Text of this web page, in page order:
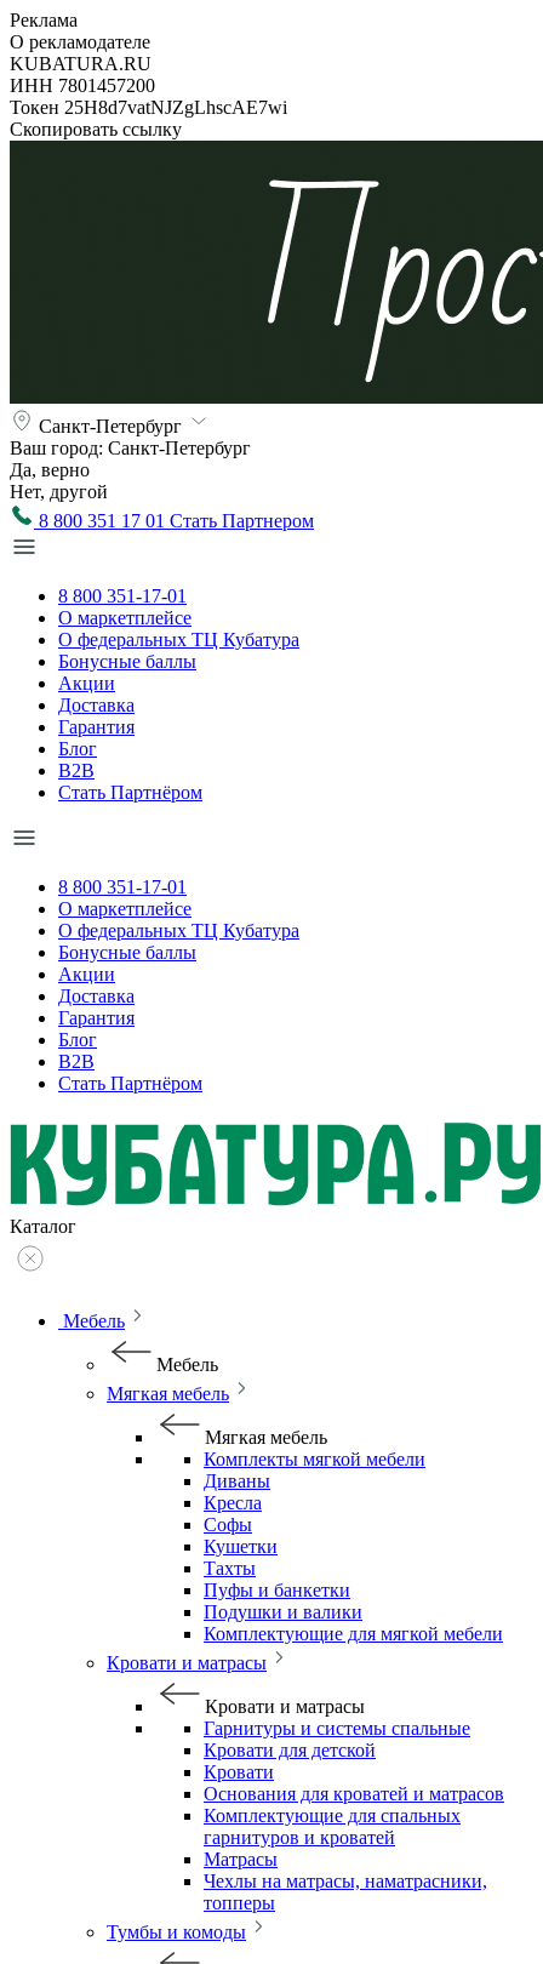
Реклама
О рекламодателе
KUBATURA.RU
ИНН 7801457200
Токен 25H8d7vatNJZgLhscAE7wi
Скопировать ссылку
Санкт-Петербург
Ваш город: Санкт-Петербург
Да, верно
Нет, другой
8 800 351 17 01 Стать Партнером
8 800 351-17-01
О маркетплейсе
О федеральных ТЦ Кубатура
Бонусные баллы
Акции
Доставка
Гарантия
Блог
B2B
Стать Партнёром
8 800 351-17-01
О маркетплейсе
О федеральных ТЦ Кубатура
Бонусные баллы
Акции
Доставка
Гарантия
Блог
B2B
Стать Партнёром
Каталог
Мебель
Мебель
Мягкая мебель
Мягкая мебель
Комплекты мягкой мебели
Диваны
Кресла
Софы
Кушетки
Тахты
Пуфы и банкетки
Подушки и валики
Комплектующие для мягкой мебели
Кровати и матрасы
Кровати и матрасы
Гарнитуры и системы спальные
Кровати для детской
Кровати
Основания для кроватей и матрасов
Комплектующие для спальных
гарнитуров и кроватей
Матрасы
Чехлы на матрасы, наматрасники,
топперы
Тумбы и комоды